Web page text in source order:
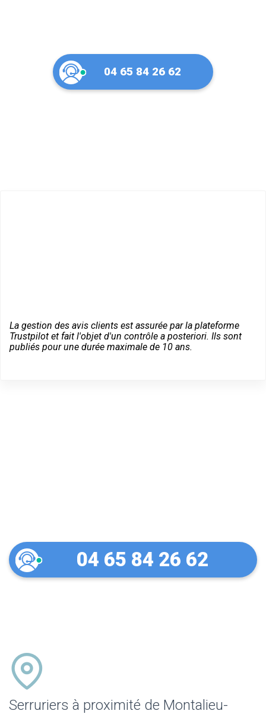
04 65 84 26 62
La gestion des avis clients est assurée par la plateforme
Trustpilot et fait l'objet d'un contrôle a posteriori. Ils sont
publiés pour une durée maximale de 10 ans.
04 65 84 26 62
Serruriers à proximité de Montalieu-